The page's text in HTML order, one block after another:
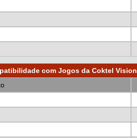
com Jogos da Coktel Vision